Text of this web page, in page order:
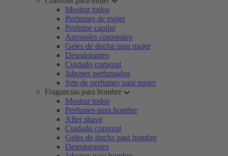
Mostrar todos
Perfumes de mujer
Perfume capilar
Aerosoles corporales
Geles de ducha para mujer
Desodorantes
Cuidado corporal
Jabones perfumados
Sets de perfumes para mujer
Fragancias para hombre
Mostrar todos
Perfumes para hombre
After shave
Cuidado corporal
Geles de ducha para hombre
Desodorantes